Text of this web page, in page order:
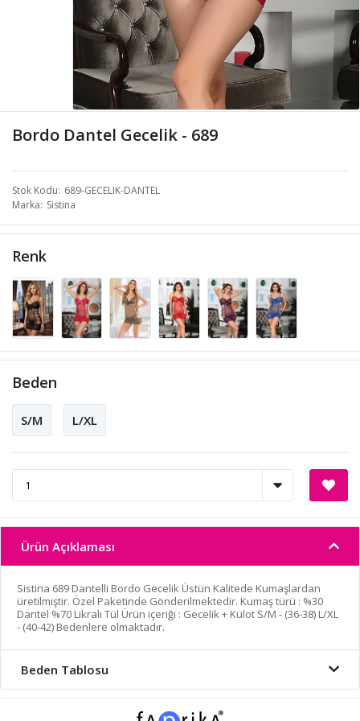
Bordo Dantel Gecelik - 689
Stok Kodu 689-GECELIK-DANTEL
Marka Sistina
Renk
Beden
S/M L/XL
Ürün Açıklaması
Sistina 689 Dantelli Bordo Gecelik Üstün Kalitede Kumaşlardan
üretilmiştir. Özel Paketinde Gönderilmektedir. Kumaş türü : %30
Dantel %70 Likralı Tül Ürün içeriği : Gecelik + Külot S/M - (36-38) L/XL
- (40-42) Bedenlere olmaktadır.
Beden Tablosu